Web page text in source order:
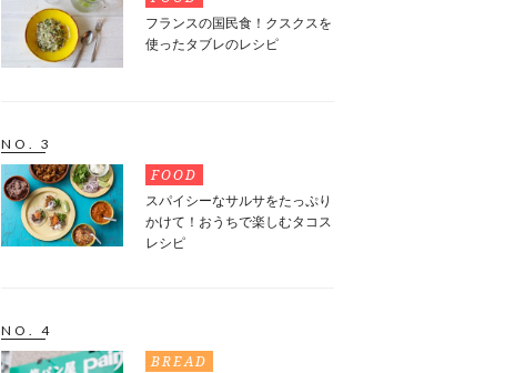
フランスの国民食！クスクスを
使ったタブレのレシピ
NO. 3
FOOD
スパイシーなサルサをたっぷり
かけて！おうちで楽しむタコス
レシピ
NO. 4
BREAD